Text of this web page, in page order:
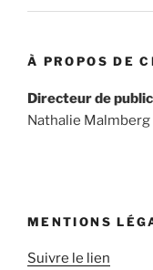
À PROPOS DE
Directeur de
Nathalie
MENTIONS
Suivre le lien